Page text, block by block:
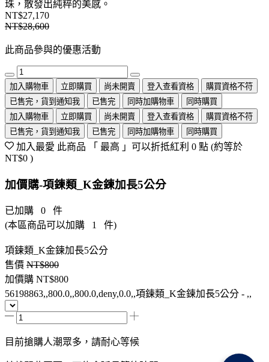
珠，散發出純粹的美感。
NT$27,170
NT$28,600
此商品參與的優惠活動
加入購物車 立即購買 尚未開賣 登入查看資格
購買資格不符
已售完，貨到通知我
已售完 同時加購物車
同時購買
加入購物車
立即購買 尚未開賣 登入查看資格
購買資格不符
已售完，貨到通知我
已售完 同時加購物車 同時購買
加入最愛 此商品 「 最高 」可以折抵紅利 0 點 (約等於
NT$0 )
加價購-項鍊類_K金鍊加長5公分
已加購 0 件
(本區商品可以加購 1 件)
項鍊類_K金鍊加長5公分
售價 NT$800
加價購 NT$800
56198863,,800.0,,800.0,deny,0.0,,項鍊類_K金鍊加長5公分 - ,,
目前搶購人潮眾多，請耐心等候